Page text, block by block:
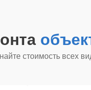
стоимость всех